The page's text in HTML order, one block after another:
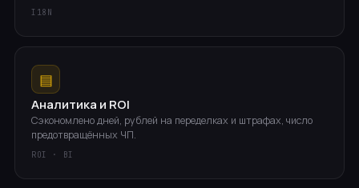
I18N
▤
Аналитика и ROI
Сэкономлено дней, рублей на переделках и штрафах, число
предотвращённых ЧП.
ROI · BI